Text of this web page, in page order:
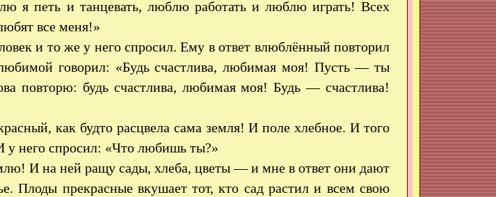
я петь и танцевать, люблю работать и люблю играть! Всех
все меня!»
и то же у него спросил. Ему в ответ влюблённый повторил
говорил: «Будь счастлива, любимая моя! Пусть — ты
повторю: будь счастлива, любимая моя! Будь — счастлива!
как будто расцвела сама земля! И поле хлебное. И того
у него спросил: «Что любишь ты?»
И на ней ращу сады, хлеба, цветы — и мне в ответ они дают
Плоды прекрасные вкушает тот, кто сад растил и всем свою